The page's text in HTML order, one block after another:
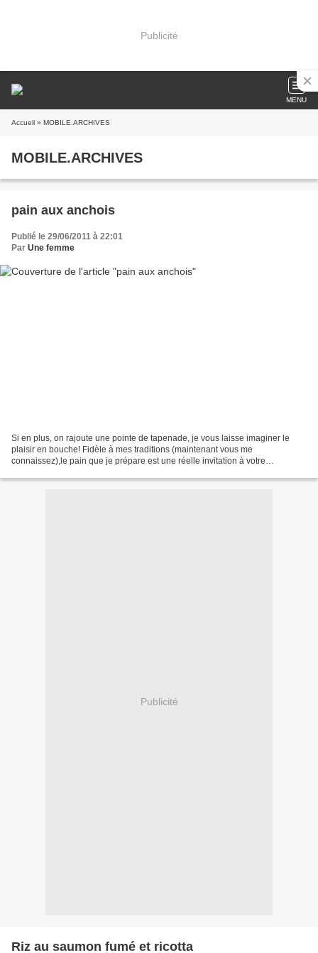
Publicité
MENU
Accueil » MOBILE.ARCHIVES
MOBILE.ARCHIVES
pain aux anchois
Publié le 29/06/2011 à 22:01
Par Une femme
Si en plus, on rajoute une pointe de tapenade, je vous laisse imaginer le
plaisir en bouche! Fidèle à mes traditions (maintenant vous me
connaissez),le pain que je prépare est une réelle invitation à votre
Publicité
Riz au saumon fumé et ricotta